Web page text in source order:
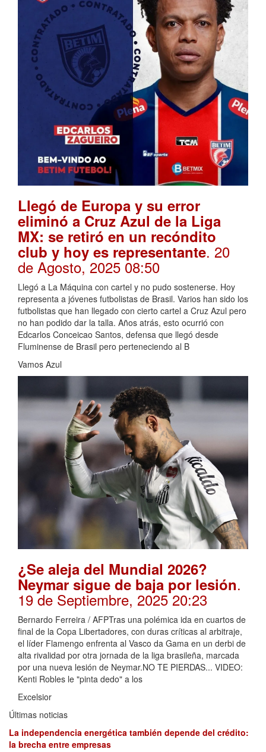
Llegó de Europa y su error
eliminó a Cruz Azul de la Liga
MX: se retiró en un recóndito
club y hoy es representante. 20
de Agosto, 2025 08:50
Llegó a La Máquina con cartel y no pudo sostenerse. Hoy
representa a jóvenes futbolistas de Brasil. Varios han sido los
futbolistas que han llegado con cierto cartel a Cruz Azul pero
no han podido dar la talla. Años atrás, esto ocurrió con
Edcarlos Conceicao Santos, defensa que llegó desde
Fluminense de Brasil pero perteneciendo al B
Vamos Azul
¿Se aleja del Mundial 2026?
Neymar sigue de baja por lesión.
19 de Septiembre, 2025 20:23
Bernardo Ferreira / AFPTras una polémica ida en cuartos de
final de la Copa Libertadores, con duras críticas al arbitraje,
el líder Flamengo enfrenta al Vasco da Gama en un derbi de
alta rivalidad por otra jornada de la liga brasileña, marcada
por una nueva lesión de Neymar.NO TE PIERDAS... VIDEO:
Kenti Robles le "pinta dedo" a los
Excelsior
Últimas noticias
La independencia energética también depende del crédito:
la brecha entre empresas